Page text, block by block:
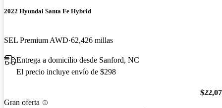
2022 Hyundai Santa Fe Hybrid
SEL Premium AWD 62,426 millas
Entrega a domicilio desde Sanford, NC
El precio incluye envío de $298
Gran oferta